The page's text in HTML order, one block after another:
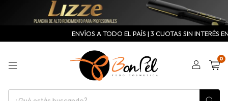
ENVÍOS A TODO EL PAÍS | 3 CUOTAS SIN INTERÉS
0